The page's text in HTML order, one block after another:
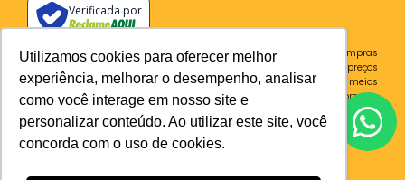
Utilizamos cookies para oferecer melhor
experiência, melhorar o desempenho, analisar
como você interage em nosso site e
personalizar conteúdo. Ao utilizar este site, você
concorda com o uso de cookies.
Verificada por
Todos os preços e condições deste site são válidos apenas para compras
no site e não se aplicam a Loja Física. Destacamos que os preços
previstos no site prevalecem aos demais anunciados em outros meios
de comunicação e sites de buscas. Em caso de divergência do preço e
condições no site, o valor válido é sempre o do carrinho de compras.
Plataforma